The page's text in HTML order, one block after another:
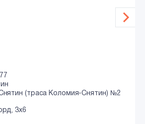
(траса Коломия-Снятин) №2
3х6